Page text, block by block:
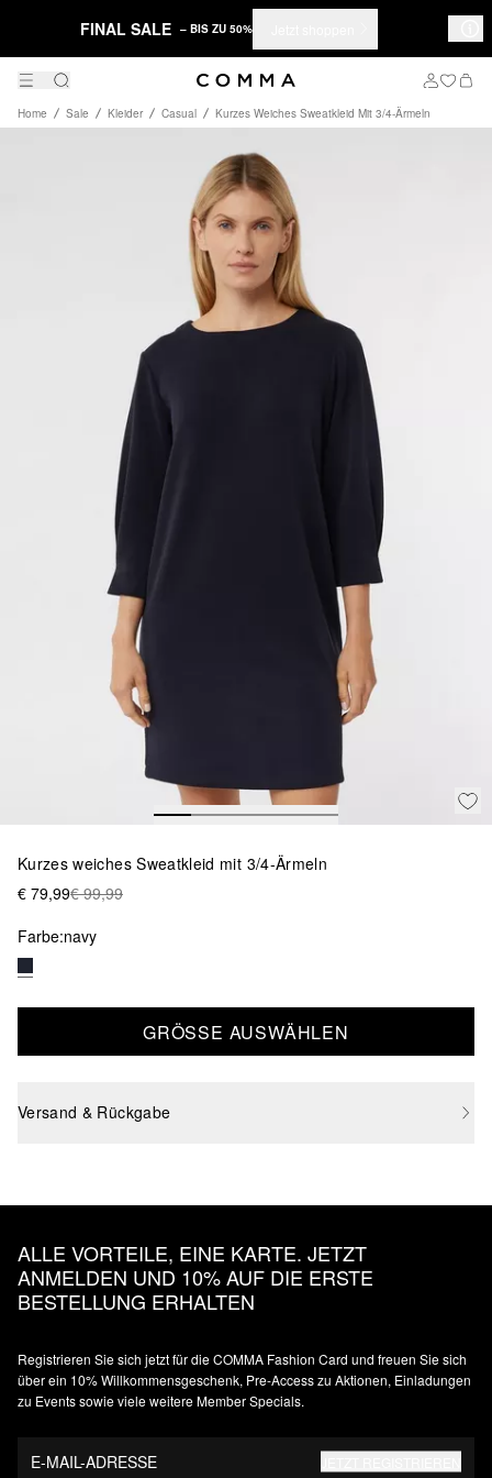
FINAL SALE – BIS ZU 50%
Home Sale Kleider Casual Kurzes Weiches Sweatkleid Mit 3/4-Ärmeln
Kurzes weiches Sweatkleid mit 3/4-Ärmeln
€ 79,99€ 99,99
Farbe:navy
GRÖSSE AUSWÄHLEN
Versand & Rückgabe
ALLE VORTEILE, EINE KARTE. JETZT
ANMELDEN UND 10% AUF DIE ERSTE
BESTELLUNG ERHALTEN
Registrieren Sie sich jetzt für die COMMA Fashion Card und freuen Sie sich
über ein 10% Willkommensgeschenk, Pre-Access zu Aktionen, Einladungen
zu Events sowie viele weitere Member Specials.
E-MAIL-ADRESSE